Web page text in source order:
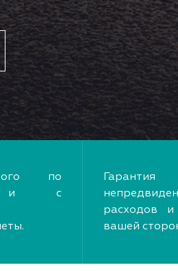
по
и с
Гарантия
расходов
вашей